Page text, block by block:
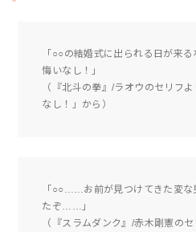
「○○の結婚式に出られる日が来
悔いなし！」
（『北斗の拳』/ラオウのセリフ
なし！」から）
「○○……お前が見つけてきた変な
たぞ……」
（『スラムダンク』/赤木剛憲の